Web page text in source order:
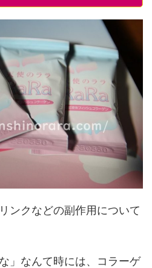
ンクなどの副作用について
」なんて時には、コラーゲ